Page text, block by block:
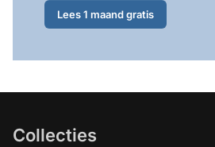
Lees 1 maand gratis
Collecties